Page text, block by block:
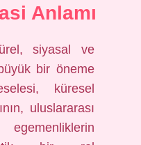
Anlamı
siyasal ve
bir öneme
küresel
uluslararası